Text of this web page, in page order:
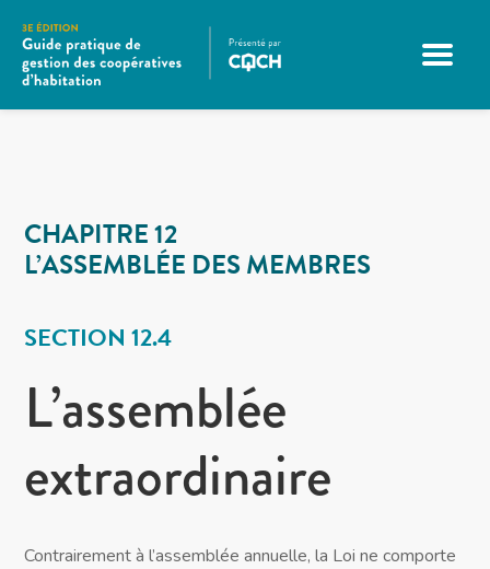
CHAPITRE 12
L’ASSEMBLÉE DES MEMBRES
SECTION 12.4
L’assemblée
extraordinaire
Contrairement à l’assemblée annuelle, la Loi ne comporte